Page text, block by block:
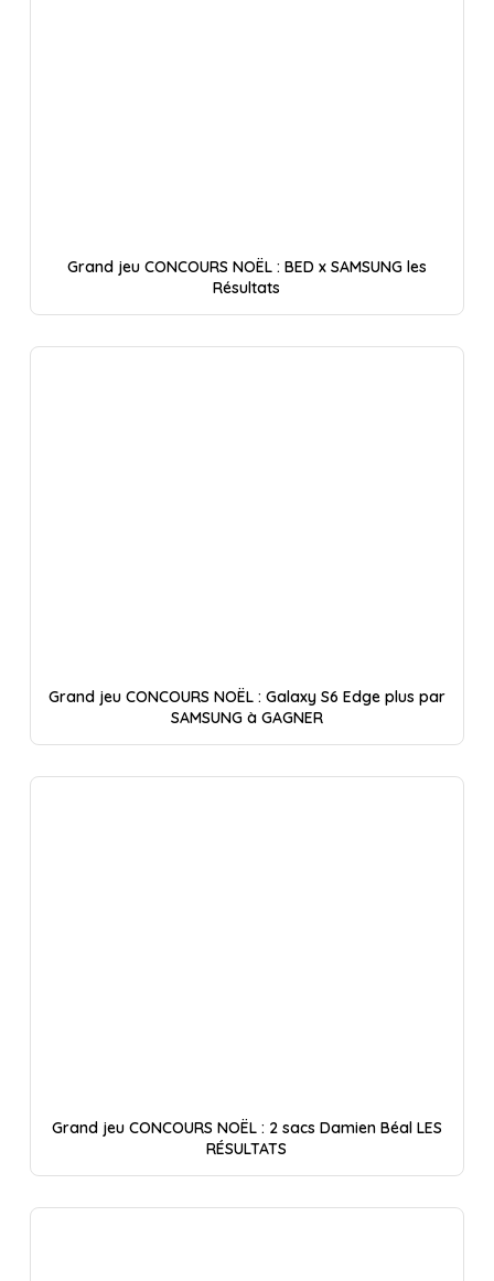
Grand jeu CONCOURS NOËL : BED x SAMSUNG les
Résultats
Grand jeu CONCOURS NOËL : Galaxy S6 Edge plus par
SAMSUNG à GAGNER
Grand jeu CONCOURS NOËL : 2 sacs Damien Béal LES
RÉSULTATS